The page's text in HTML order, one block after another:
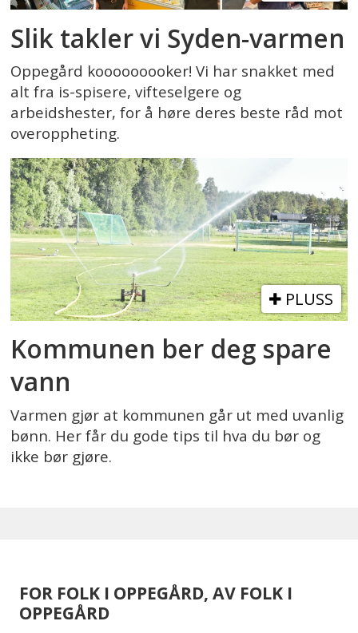
Slik takler vi Syden-varmen
Oppegård kooooooooker! Vi har snakket med
alt fra is-spisere, vifteselgere og
arbeidshester, for å høre deres beste råd mot
overoppheting.
PLUSS
Kommunen ber deg spare
vann
Varmen gjør at kommunen går ut med uvanlig
bønn. Her får du gode tips til hva du bør og
ikke bør gjøre.
FOR FOLK I OPPEGÅRD, AV FOLK I
OPPEGÅRD